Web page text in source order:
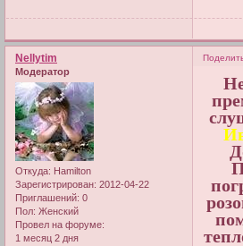
Nellytim
Модератор
Откуда: Hamilton
Зарегистрирован: 2012-04-22
Приглашений: 0
Пол: Женский
Провел на форуме:
1 месяц 2 дня